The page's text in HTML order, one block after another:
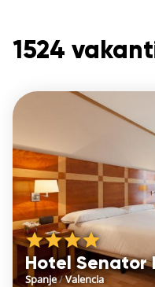
1524
Hotel Senator
Spanje/Valencia